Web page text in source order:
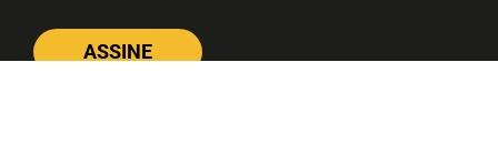
ASSINE